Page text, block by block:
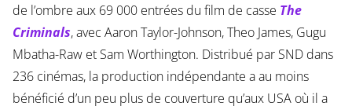
de l’ombre aux 69 000 entrées du film de casse The
Criminals, avec Aaron Taylor-Johnson, Theo James, Gugu
Mbatha-Raw et Sam Worthington. Distribué par SND dans
236 cinémas, la production indépendante a au moins
bénéficié d’un peu plus de couverture qu’aux USA où il a